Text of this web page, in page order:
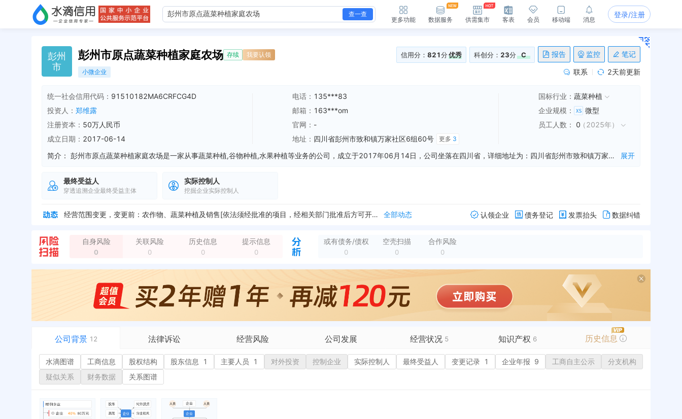
查一查
更多功能 数据服务 供需集市 客表 会员 移动端 消息
登录/注册
彭州
市
彭州市原点蔬菜种植家庭农场 存续 我要认领 信用分： 821分优秀 科创分： 23分 C 报告 监控 笔记
小微企业 联系 2天前更新
统一社会信用代码： 91510182MA6CRFCG4D
投资人： 郑维露
注册资本： 50万人民币
成立日期： 2017-06-14
电话： 135***83
邮箱： 163***om
官网： -
地址： 四川省彭州市致和镇万家社区6组60号 更多 3
国标行业： 蔬菜种植
企业规模 ：
微型
员工人数 ： 0（2025年）
简介： 彭州市原点蔬菜种植家庭农场是一家从事蔬菜种植,谷物种植,水果种植等业务的公司，成立于2017年06月14日，公司坐落在四川省，详细地址为：四川省彭州市致和镇万家社区6组60号;经国家企业信用信息公示系统查询得知，彭州市原点蔬菜种植家庭农场的信用代码/税号为91510182MA6CRFCG4D，法人是郑维露，注册资本为50.000000万人民币，企业的经营范围为:一般项目：蔬菜种植；谷物种植；水果种植；花卉种植；中草药种植；竹种植；橡胶作物种植；坚果种植；园艺产品种植；薯类种植；烟草种植；草种植；石斛种植；树木种植经营；水生植物种植；豆类种植；食用菌种植；新鲜蔬菜批发；新鲜蔬菜零售；新鲜水果零售；新鲜水果批发；食用农产品零售；食用农产品批发；互联网销售（除销售需要许可的商品）；农副产品销售；化肥销售；休闲观光活动；技术服务、技术开发、技术咨询、技术交流、技术转让、技术推广；低温仓储（不含危险化学品等需许可审批的项目）。（除依法须经批准的项目外，凭营业执照依法自主开展经营活动） 展开
最终受益人
穿透追溯企业最终受益主体
实际控制人
挖掘企业实际控制人
经营范围变更，变更前：农作物、蔬菜种植及销售[依法须经批准的项目，经相关部门批准后方可开展经营活动]。 变更后：一般项目：蔬菜种植；谷物种植；水果种植；花...
全部动态
全部动态
全部动态
新增商标，商标名称：稻禾小牧 申请/注册号：5843-09-60 国际分类：30类 方便食品 申请日期：2021-08-12 注册公告日期：2022-02-21
全部动态
新增行政许可，许可名称：中华人民共和国拖拉机和联合收割机行驶证 许可机关：彭州市行政审批局（彭州市政务服务管理和网络理政办公室） 许可内容：准予拖拉机和联...
全部动态
认领企业 债务登记 发票抬头 数据纠错
自身风险
0
关联风险
0
历史信息
0
提示信息
0
或有债务/债权
0
空壳扫描
0
合作风险
0
公司背景 12 法律诉讼 经营风险 公司发展 经营状况 5 知识产权 6 历史信息
水滴图谱
工商信息
股东信息
主要人员 1
司法案件
立案信息
法院公告
裁判文书
或有债务债权
融资历史
招投标
商标信息 5
水滴图谱 工商信息 股权结构 股东信息 1 主要人员 1 对外投资 控制企业 实际控制人 最终受益人 变更记录 1 企业年报 9 工商自主公示
分支机构
疑似关系
财务数据 关系图谱